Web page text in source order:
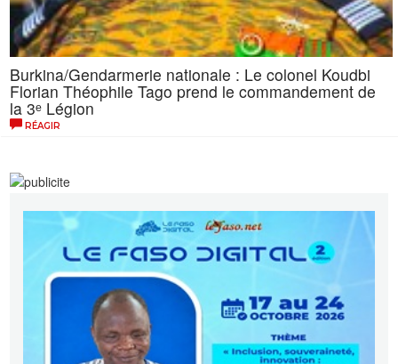
Burkina/Gendarmerie nationale : Le colonel Koudbi
Florian Théophile Tago prend le commandement de
la 3ᵉ Légion
RÉAGIR